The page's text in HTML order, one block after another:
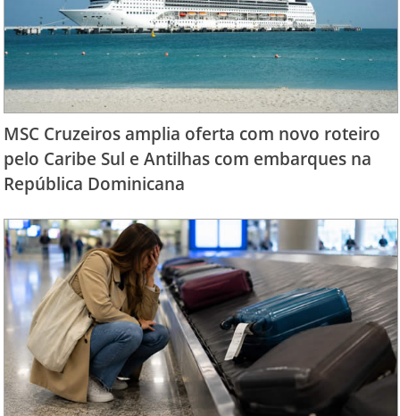
MSC Cruzeiros amplia oferta com novo roteiro
pelo Caribe Sul e Antilhas com embarques na
República Dominicana